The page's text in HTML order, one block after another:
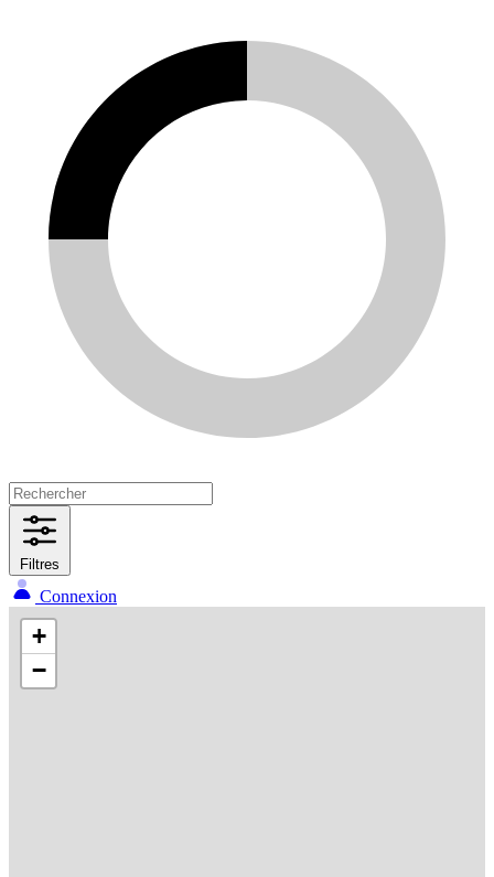
Filtres
Connexion
+
−